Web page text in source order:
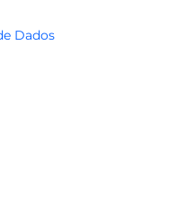
Dados